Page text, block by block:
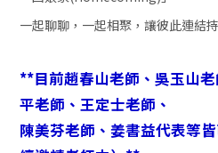
一起聊聊，一起相聚，讓彼此連結
**目前趙春山老師、吳玉山
平老師、王定士老師、
陳美芬老師、姜書益代表等